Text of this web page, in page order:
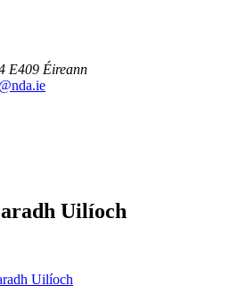
E409 Éireann
Uilíoch
Uilíoch